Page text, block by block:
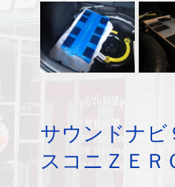
サウンドナビ
スコニＺＥＲ